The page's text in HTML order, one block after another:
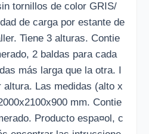
tornillos de color GRIS/
de carga por estante de
Tiene 3 alturas. Contie
2 baldas para cada
más larga que la otra. I
altura. Las medidas (alto x
mm. Contie
Producto espa¤ol, c